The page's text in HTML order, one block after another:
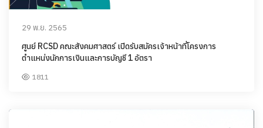
29 พ.ย. 2565
ศูนย์ RCSD คณะสังคมศาสตร์ เปิดรับสมัครเจ้าหน้าที่โครงการ
ตำแหน่งนักการเงินและการบัญชี 1 อัตรา
1811